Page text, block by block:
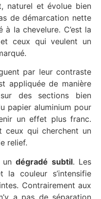
naturel et évolue bien
de démarcation nette
la chevelure. C’est la
ceux qui veulent un
par leur contraste
appliquée de manière
des sections bien
papier aluminium pour
un effet plus franc.
ceux qui cherchent un
relief.
undégradé subtil. Les
la couleur s’intensifie
Contrairement aux
a pas de séparation